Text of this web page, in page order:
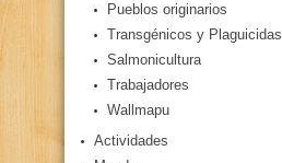
Pueblos originarios
Transgénicos y Plaguicidas
Salmonicultura
Trabajadores
Wallmapu
Actividades